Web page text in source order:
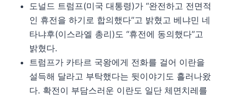
도널드 트럼프(미국 대통령)가 “완전하고 전면적
인 휴전을 하기로 합의했다”고 밝혔고 베냐민 네
타냐후(이스라엘 총리)도 “휴전에 동의했다”고
밝혔다.
트럼프가 카타르 국왕에게 전화를 걸어 이란을
설득해 달라고 부탁했다는 뒷이야기도 흘러나왔
다. 확전이 부담스러운 이란도 일단 체면치레를